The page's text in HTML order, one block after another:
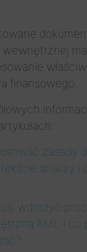
finansowego.
zasady
analizy i
wdrożyć
AML i co